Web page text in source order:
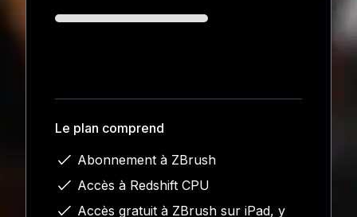
Loading...
Le plan comprend
Abonnement à ZBrush
Accès à Redshift CPU
Accès gratuit à ZBrush sur iPad, y